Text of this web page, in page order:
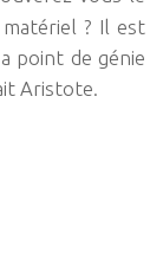
? Il est
point de génie
Aristote.